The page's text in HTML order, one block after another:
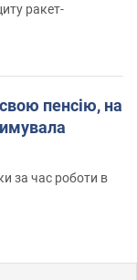
ракет-
пенсію, на
за час роботи в